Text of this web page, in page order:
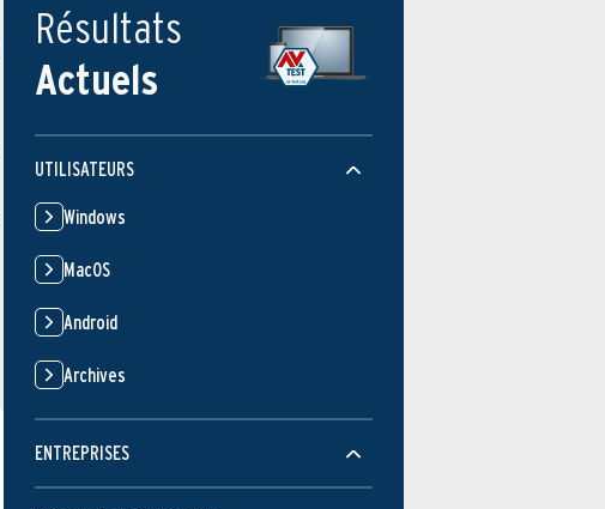
Résultats
Actuels
UTILISATEURS
Windows
MacOS
Android
Archives
ENTREPRISES